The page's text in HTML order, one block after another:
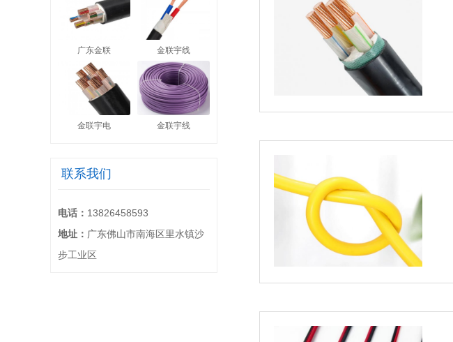
广东金联 金联宇线
金联宇电 金联宇线
联系我们
电话： 13826458593
地址： 广东佛山市南海区里水镇沙
步工业区